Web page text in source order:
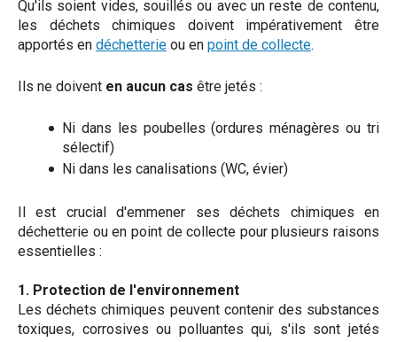
Qu'ils soient vides, souillés ou avec un reste de contenu,
les déchets chimiques doivent impérativement être
apportés en déchetterie ou en point de collecte.
Ils ne doivent en aucun cas être jetés :
Ni dans les poubelles (ordures ménagères ou tri
sélectif)
Ni dans les canalisations (WC, évier)
Il est crucial d'emmener ses déchets chimiques en
déchetterie ou en point de collecte pour plusieurs raisons
essentielles :
1. Protection de l'environnement
Les déchets chimiques peuvent contenir des substances
toxiques, corrosives ou polluantes qui, s'ils sont jetés